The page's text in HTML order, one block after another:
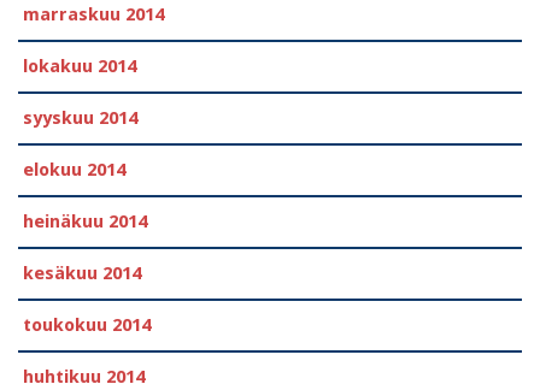
marraskuu 2014
lokakuu 2014
syyskuu 2014
elokuu 2014
heinäkuu 2014
kesäkuu 2014
toukokuu 2014
huhtikuu 2014